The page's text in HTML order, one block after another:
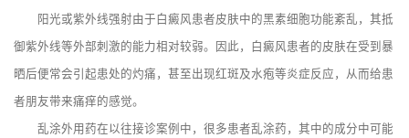
阳光或紫外线强射由于白癜风患者皮肤中的黑素细胞功能紊乱，其抵
御紫外线等外部刺激的能力相对较弱。因此，白癜风患者的皮肤在受到暴
晒后便常会引起患处的灼痛，甚至出现红斑及水疱等炎症反应，从而给患
者朋友带来痛痒的感觉。
乱涂外用药在以往接诊案例中，很多患者乱涂药，其中的成分中可能